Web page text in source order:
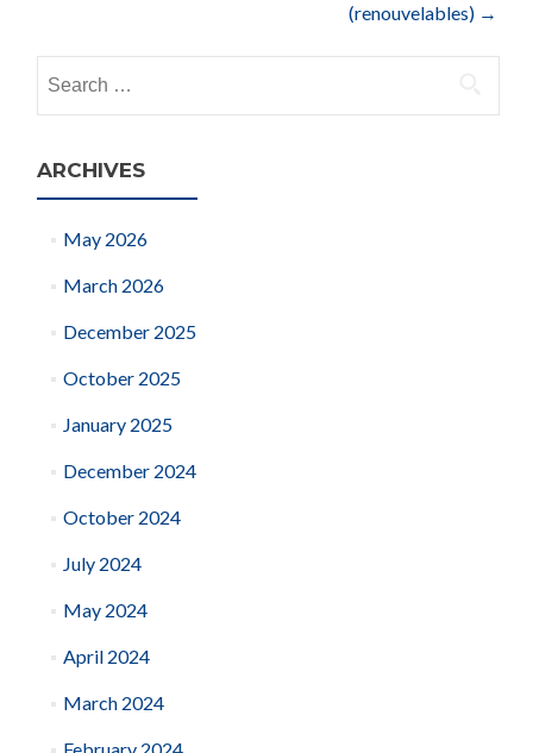
(renouvelables) →
for:
ARCHIVES
May 2026
March 2026
December 2025
October 2025
January 2025
December 2024
October 2024
July 2024
May 2024
April 2024
March 2024